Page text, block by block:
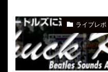
ライブレポ